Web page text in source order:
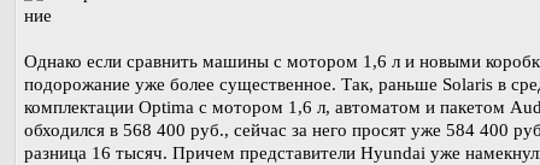
Однако если сравнить машины с мотором 1,6 л и новыми
подорожание уже более существенное. Так, раньше Solaris в
комплектации Optima с мотором 1,6 л, автоматом и пакетом
обходился в 568 400 руб., сейчас за него просят уже 584 400
разница 16 тысяч. Причем представители Hyundai уже